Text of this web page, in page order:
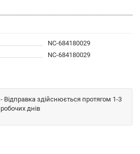
NC-684180029
NC-684180029
- Відправка здійснюється протягом 1-3
робочих днів